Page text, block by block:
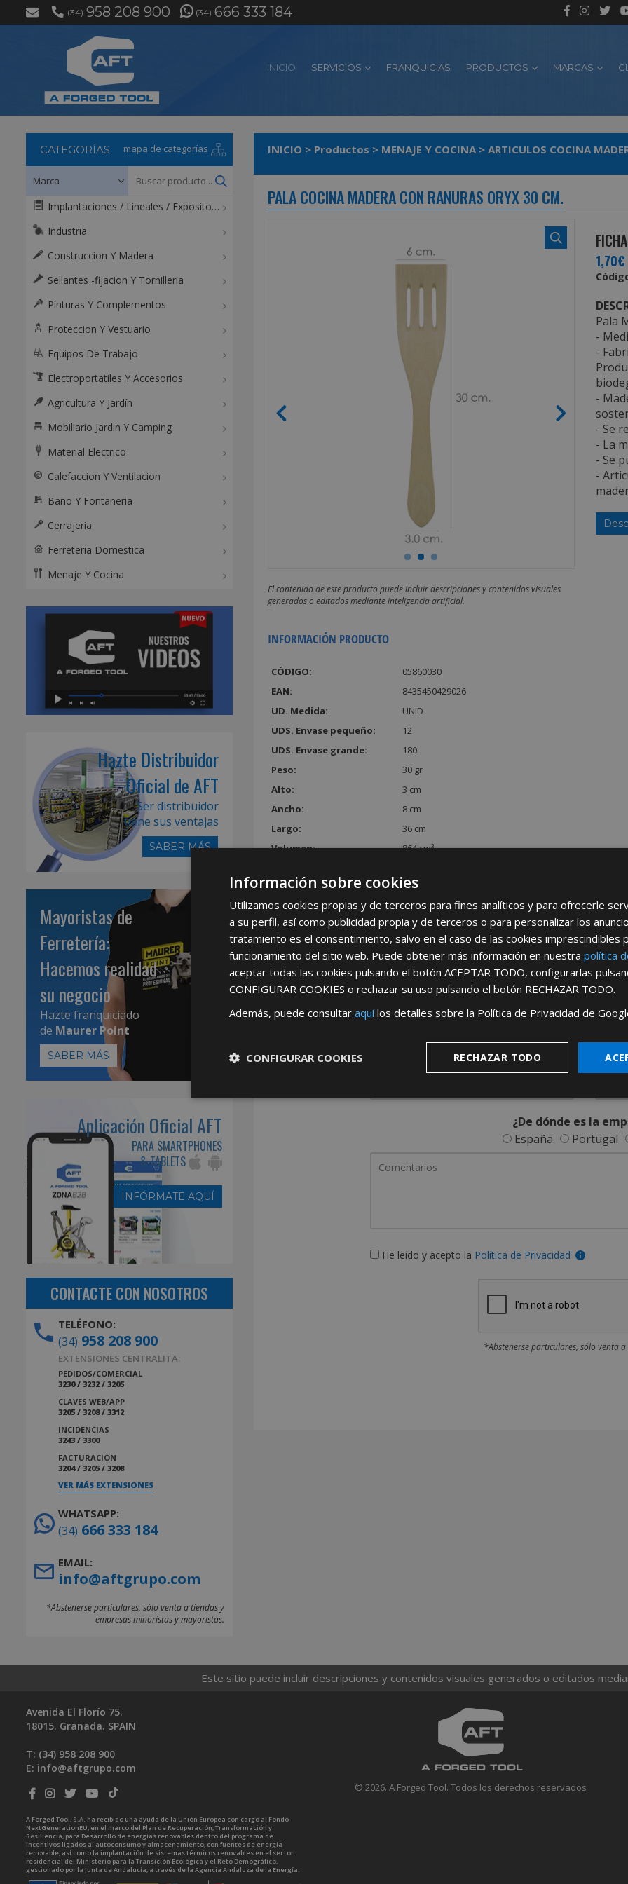
(34) 958 208 900 (34) 666 333 184
INICIO SERVICIOS FRANQUICIAS PRODUCTOS MARCAS
INICIO > Productos > MENAJE Y COCINA > ARTICULOS COCINA
PALA COCINA MADERA CON RANURAS ORYX 30 CM.
El contenido de este producto puede incluir descripciones y contenidos visuales
generados o editados mediante inteligencia artificial.
INFORMACIÓN PRODUCTO
CÓDIGO:
05860030
EAN:
8435450429026
UD. Medida:
UNID
UDS. Envase pequeño:
12
UDS. Envase grande:
180
Peso:
30 gr
Alto:
3 cm
Ancho:
8 cm
Largo:
36 cm
Volumen:
864 cm³
1,70€
Pala
-
-
-
- Se
- La
- Se
-
REGÍSTRATE PARA HACERTE
Desdeaquípodrá ver todas las
Rellene este formulario y nos pondremos en
¿De dónde es la
España
Portugal
He leído y acepto la Política de Privacidad
*Abstenerse particulares, sólo venta
CATEGORÍAS mapa de categorías
Implantaciones / Lineales / Expositores / Mostradores
Industria
Construccion Y Madera
Sellantes -fijacion Y Tornilleria
Pinturas Y Complementos
Proteccion Y Vestuario
Equipos De Trabajo
Electroportatiles Y Accesorios
Agricultura Y Jardín
Mobiliario Jardin Y Camping
Material Electrico
Calefaccion Y Ventilacion
Baño Y Fontaneria
Cerrajeria
Ferreteria Domestica
Menaje Y Cocina
Hazte Distribuidor
Oficial de AFT
Ser distribuidor
tiene sus ventajas
SABER MÁS
Mayoristas de
Ferretería:
Hacemos realidad
su negocio
Hazte franquiciado
de Maurer Point
SABER MÁS
Aplicación Oficial AFT
PARA SMARTPHONES
& TABLETS
INFÓRMATE AQUÍ
CONTACTE CON NOSOTROS
TELÉFONO:
(34) 958 208 900
EXTENSIONES CENTRALITA:
PEDIDOS/COMERCIAL
3230 / 3232 / 3205
CLAVES WEB/APP
3205 / 3208 / 3312
INCIDENCIAS
3243 / 3300
FACTURACIÓN
3204 / 3205 / 3208
VER MÁS EXTENSIONES
WHATSAPP:
(34) 666 333 184
EMAIL:
info@aftgrupo.com
*Abstenerse particulares, sólo venta a tiendas y
empresas minoristas y mayoristas.
Este sitio puede incluir descripciones y contenidos visuales generados o editados
© 2026. A Forged Tool. Todos los derechos reservados
Avenida El Florío 75.
18015. Granada. SPAIN
T: (34) 958 208 900
E: info@aftgrupo.com
A Forged Tool, S.A. ha recibido una ayuda de la Unión Europea con cargo al Fondo
NextGenerationEU, en el marco del Plan de Recuperación, Transformación y
Resiliencia, para Desarrollo de energías renovables dentro del programa de
incentivos ligados al autoconsumo y almacenamiento, con fuentes de energía
renovable, así como la implantación de sistemas térmicos renovables en el sector
residencial del Ministerio para la Transición Ecológica y el Reto Demográfico,
gestionado por la Junta de Andalucía, a través de la Agencia Andaluza de la Energía.
Información sobre cookies
Utilizamos cookies propias y de terceros para fines analíticos y para ofrecerle
a su perfil, así como publicidad propia y de terceros o para personalizar los
tratamiento es el consentimiento, salvo en el caso de las cookies imprescindibles
funcionamiento del sitio web. Puede obtener más información en nuestra política
aceptar todas las cookies pulsando el botón ACEPTAR TODO, configurarlas
CONFIGURAR COOKIES o rechazar su uso pulsando el botón RECHAZAR TODO.
Además, puede consultar aquílos detalles sobre la Política de Privacidad de
RECHAZAR TODO
CONFIGURAR COOKIES